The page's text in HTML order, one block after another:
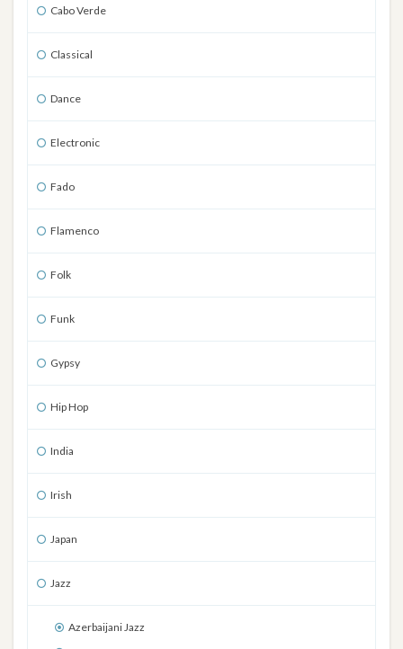
Cabo Verde
Classical
Dance
Electronic
Fado
Flamenco
Folk
Funk
Gypsy
Hip Hop
India
Irish
Japan
Jazz
Azerbaijani Jazz